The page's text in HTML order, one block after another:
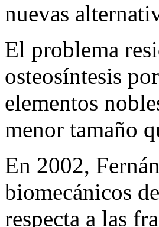
nuevas
El problema
osteosíntesis
elementos
menor tamaño
En 2002,
biomecánicos
respecta a las